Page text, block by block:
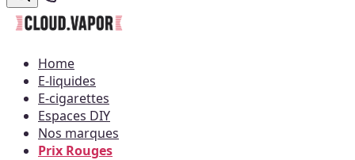
Home
E-liquides
E-cigarettes
Espaces DIY
Nos marques
Prix Rouges